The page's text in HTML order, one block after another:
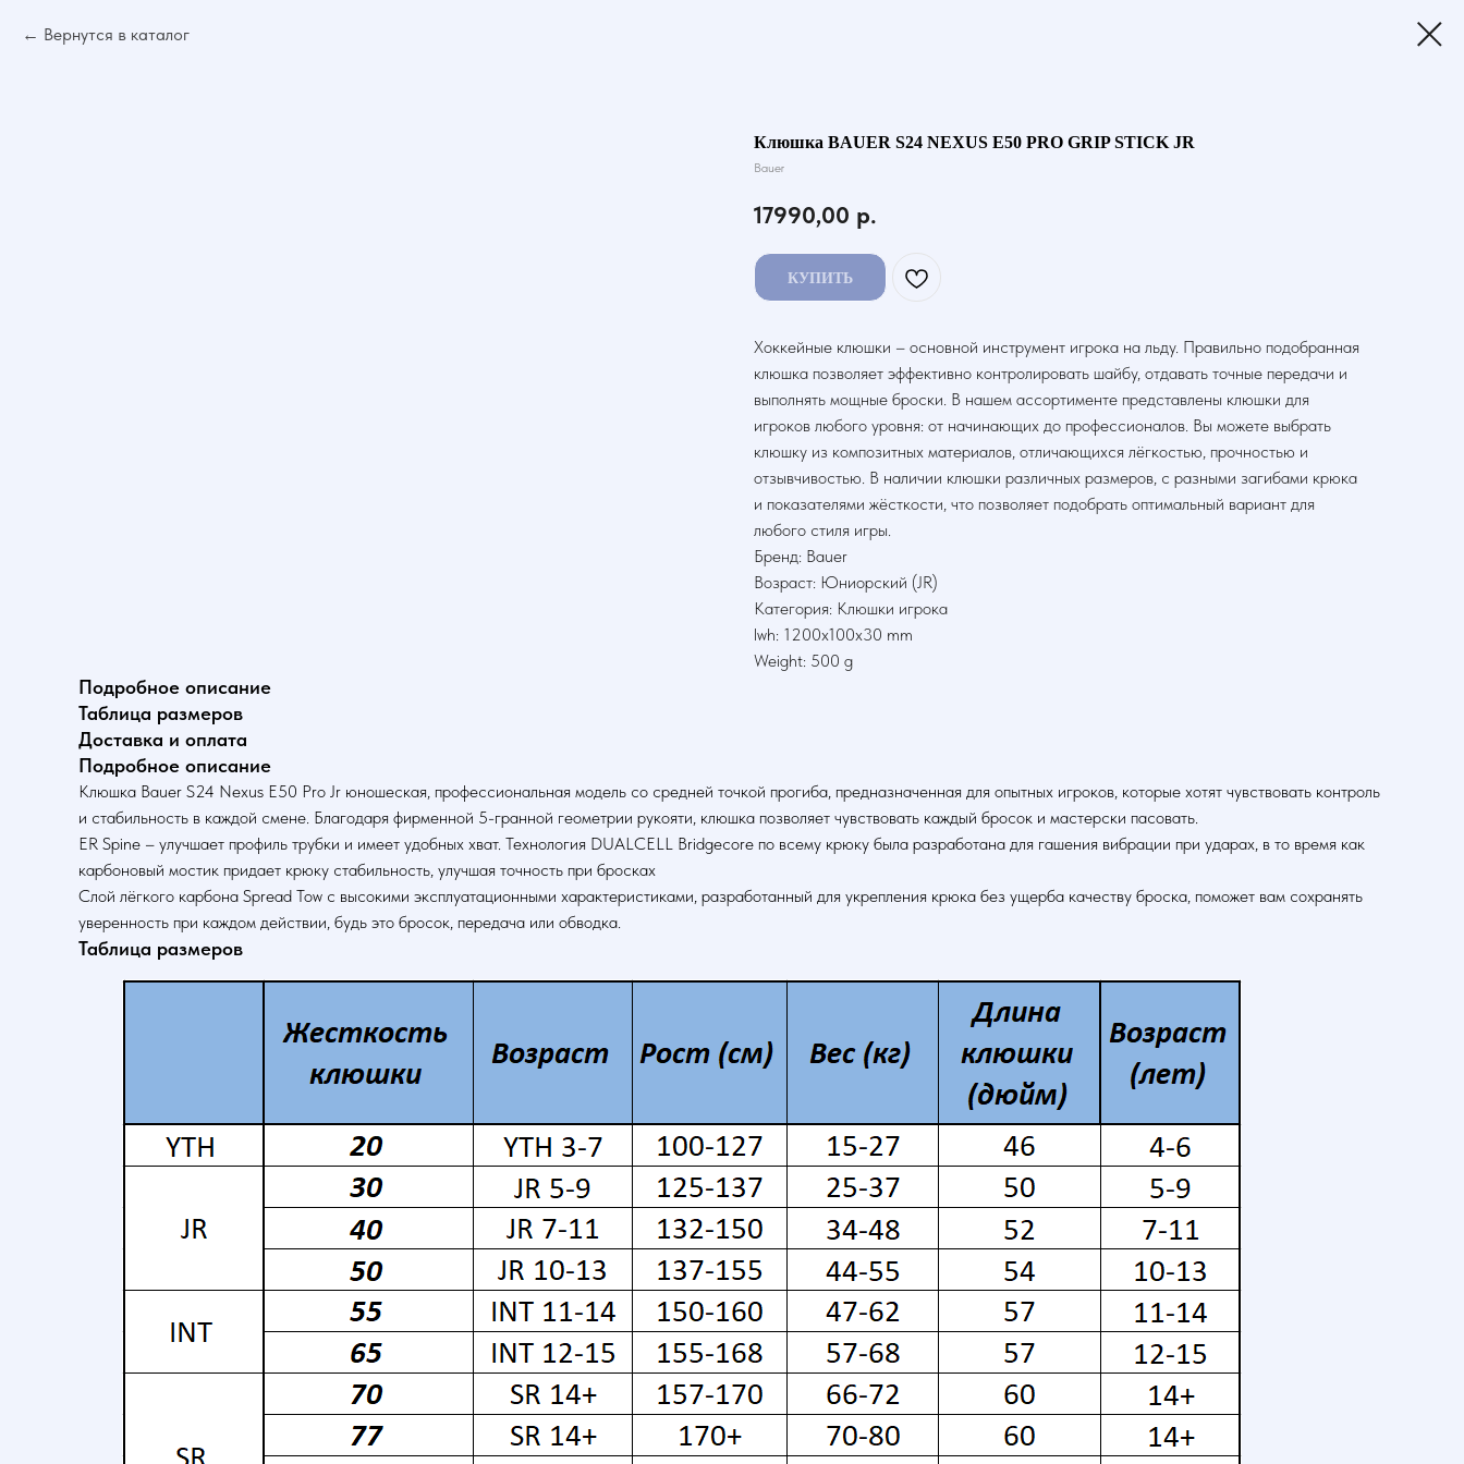
Вернутся в каталог
Клюшка BAUER S24 NEXUS E50 PRO GRIP STICK JR
Bauer
17990,00 р.
КУПИТЬ
Хоккейные клюшки – основной инструмент игрока на льду. Правильно подобранная
клюшка позволяет эффективно контролировать шайбу, отдавать точные передачи и
выполнять мощные броски. В нашем ассортименте представлены клюшки для
игроков любого уровня: от начинающих до профессионалов. Вы можете выбрать
клюшку из композитных материалов, отличающихся лёгкостью, прочностью и
отзывчивостью. В наличии клюшки различных размеров, с разными загибами крюка
и показателями жёсткости, что позволяет подобрать оптимальный вариант для
любого стиля игры.
Бренд: Bauer
Возраст: Юниорский (JR)
Категория: Клюшки игрока
lwh: 1200x100x30 mm
Weight: 500 g
Подробное описание
Таблица размеров
Доставка и оплата
Подробное описание
Клюшка Bauer S24 Nexus E50 Pro Jr юношеская, профессиональная модель со средней точкой прогиба, предназначенная для опытных игроков, которые хотят чувствовать контроль
и стабильность в каждой смене. Благодаря фирменной 5-гранной геометрии рукояти, клюшка позволяет чувствовать каждый бросок и мастерски пасовать.
ER Spine – улучшает профиль трубки и имеет удобных хват. Технология DUALCELL Bridgecore по всему крюку была разработана для гашения вибрации при ударах, в то время как
карбоновый мостик придает крюку стабильность, улучшая точность при бросках
Слой лёгкого карбона Spread Tow с высокими эксплуатационными характеристиками, разработанный для укрепления крюка без ущерба качеству броска, поможет вам сохранять
уверенность при каждом действии, будь это бросок, передача или обводка.
Таблица размеров